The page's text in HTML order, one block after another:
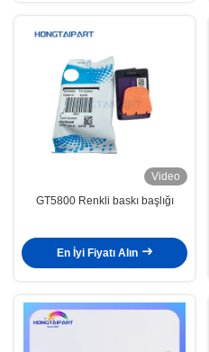
Video
GT5800 Renkli baskı başlığı
En İyi Fiyatı Alın